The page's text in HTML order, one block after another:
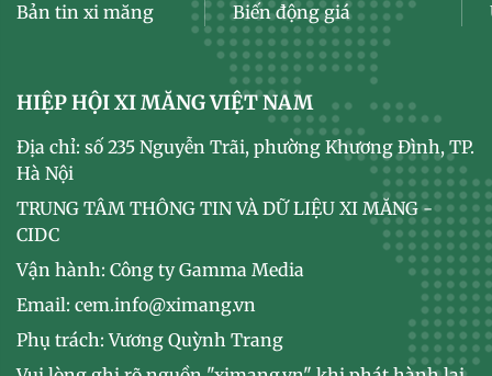
Bản tin xi măng
Biến động giá
HIỆP HỘI XI MĂNG VIỆT NAM
Địa chỉ: số 235 Nguyễn Trãi, phường Khương Đình, TP.
Hà Nội
TRUNG TÂM THÔNG TIN VÀ DỮ LIỆU XI MĂNG -
CIDC
Vận hành: Công ty Gamma Media
Email: cem.info@ximang.vn
Phụ trách: Vương Quỳnh Trang